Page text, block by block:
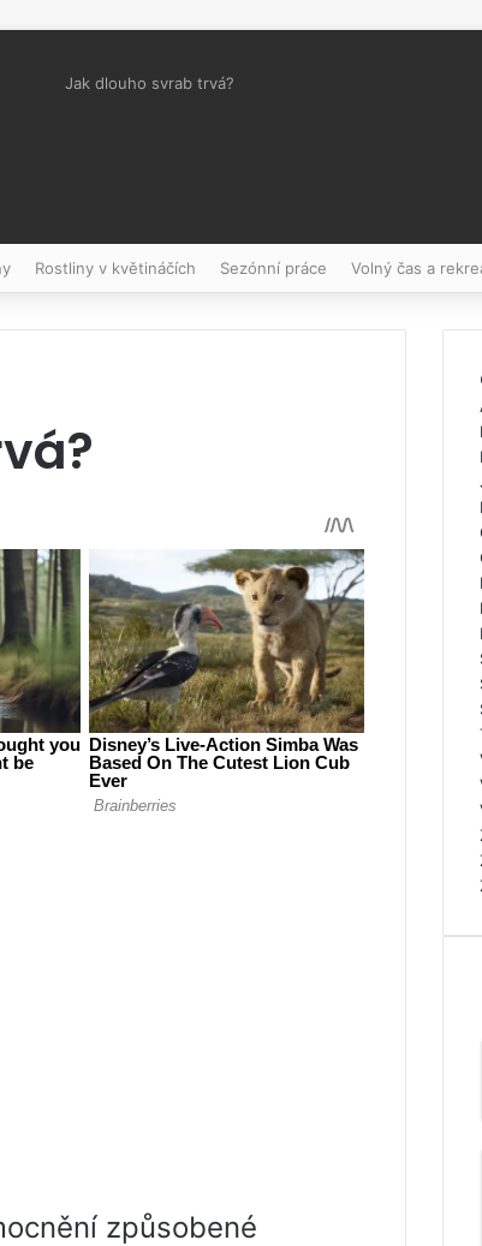
Jak dlouho svrab trvá?
Rostliny v květináčích Sezónní práce Volný čas a
způsobené